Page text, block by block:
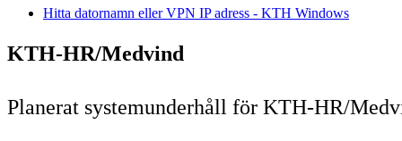
Hitta datornamn eller VPN IP adress - KTH Windows
KTH-HR/Medvind
Planerat systemunderhåll för KTH-HR/